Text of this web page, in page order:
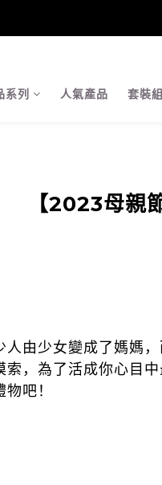
系列 人氣產品 套裝
【2023母親
人由少女變成了媽媽
索，為了活成你心目
吧！